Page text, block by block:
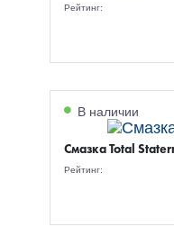
Рейтинг:
В наличии
Смазка Total
Рейтинг: